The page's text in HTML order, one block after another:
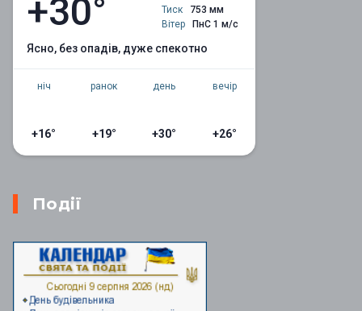
+30°
Тиск
753 мм
Вітер
ПнС 1 м/с
ясно, без опадів, дуже спекотно
ніч
+16°
ранок
+19°
день
+30°
вечір
+26°
Події